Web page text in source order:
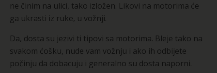
ne činim na ulici, tako izložen. Likovi na motorima će
ga ukrasti iz ruke, u vožnji.
Da, dosta su jezivi ti tipovi sa motorima. Bleje tako na
svakom ćošku, nude vam vožnju i ako ih odbijete
počinju da dobacuju i generalno su dosta naporni.